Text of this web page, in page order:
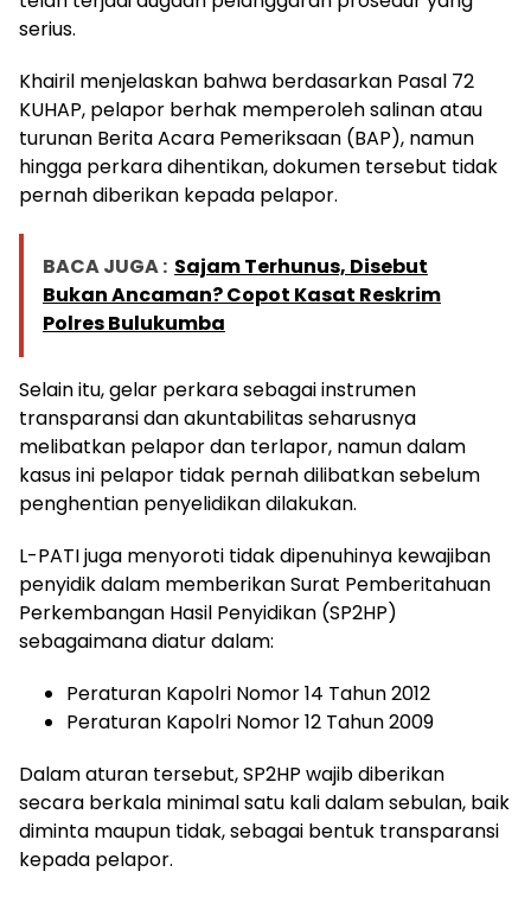
serius.
Khairil menjelaskan bahwa berdasarkan Pasal 72
KUHAP, pelapor berhak memperoleh salinan atau
turunan Berita Acara Pemeriksaan (BAP), namun
hingga perkara dihentikan, dokumen tersebut tidak
pernah diberikan kepada pelapor.
BACA JUGA : Sajam Terhunus, Disebut
Bukan Ancaman? Copot Kasat Reskrim
Polres Bulukumba
Selain itu, gelar perkara sebagai instrumen
transparansi dan akuntabilitas seharusnya
melibatkan pelapor dan terlapor, namun dalam
kasus ini pelapor tidak pernah dilibatkan sebelum
penghentian penyelidikan dilakukan.
L-PATI juga menyoroti tidak dipenuhinya kewajiban
penyidik dalam memberikan Surat Pemberitahuan
Perkembangan Hasil Penyidikan (SP2HP)
sebagaimana diatur dalam:
Peraturan Kapolri Nomor 14 Tahun 2012
Peraturan Kapolri Nomor 12 Tahun 2009
Dalam aturan tersebut, SP2HP wajib diberikan
secara berkala minimal satu kali dalam sebulan, baik
diminta maupun tidak, sebagai bentuk transparansi
kepada pelapor.